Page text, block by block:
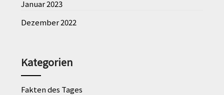
Januar 2023
Dezember 2022
Kategorien
Fakten des Tages